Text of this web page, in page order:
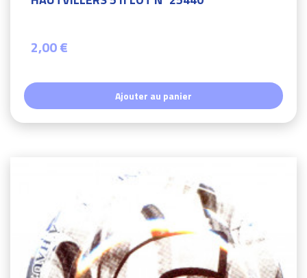
2,00 €
Ajouter au panier